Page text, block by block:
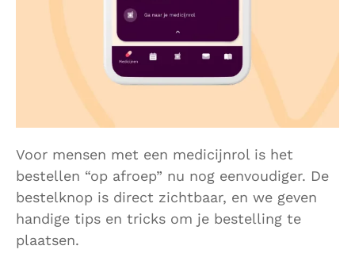
Voor mensen met een medicijnrol is het
bestellen “op afroep” nu nog eenvoudiger. De
bestelknop is direct zichtbaar, en we geven
handige tips en tricks om je bestelling te
plaatsen.